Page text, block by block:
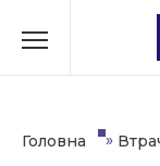
до
Головна »